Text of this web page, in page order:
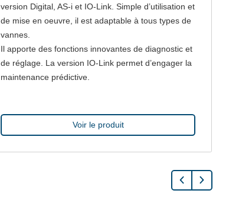
version Digital, AS-i et IO-Link. Simple d’utilisation et
de mise en oeuvre, il est adaptable à tous types de
vannes.
Il apporte des fonctions innovantes de diagnostic et
de réglage. La version IO-Link permet d’engager la
maintenance prédictive.
Voir le produit